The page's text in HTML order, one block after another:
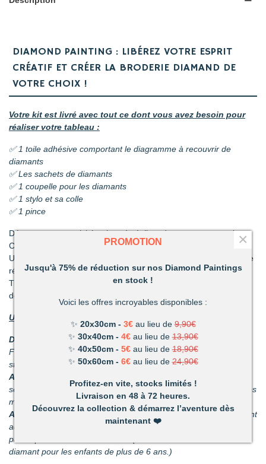
DIAMOND PAINTING : LIBÉREZ VOTRE ESPRIT
CRÉATIF ET CRÉER LA BRODERIE DIAMAND DE
VOTRE CHOIX !
Votre kit est livré avec tout ce dont vous avez besoin pour
réaliser votre tableau :
✅ 1 toile adhésive comportant le diagramme à recouvrir de
diamants
✅ Les sachets de diamants
✅ 1 coupelle pour les diamants
✅ 1 stylo et sa colle
✅ 1 pince
Découvrez une activité unique à réaliser de ses propres mains.
C’est ludique, amusant et les résultats en valent la peine !
Un mélange de patience et de technique qui vous permettront de
réaliser de superbes tableaux.
Très vite vous vous apercevrez combien votre réalisation vous
deviendra précieuse.
Un loisir unique offrant de nombreux avantages :
Détente et relaxation :La vie peut parfois être stressante.
Faites disparaître les tensions en divergeant votre attention du
stress du quotidien.
Améliore votre dextérité :
sentiment d’avoir fait quelque chose d’harmonieux de ses propres
mains.
Activité pour les enfants et les adultes :facile à utiliser, ils sont
adaptés pour les petits et les adultes. C’est un passe-temps
parfait pour s’amuser en famille. (Nous recommandons nos kits
diamant pour les enfants de plus de 6 ans.)
PROMOTION
Jusqu'à 75% de réduction sur nos Diamond Paintings
en stock !
Voici les offres incroyables disponibles :
✨ 20x30cm - 3€au lieu de9,90€
✨ 30x40cm - 4€ au lieu de 13,90€
✨ 40x50cm - 5€ au lieu de18,90€
✨ 50x60cm - 6€ au lieu de 24,90€
Profitez-en vite, stocks limités !
Livraison en 48 à 72 heures.
Découvrez la collection & démarrez l’aventure dès
maintenant❤️
×